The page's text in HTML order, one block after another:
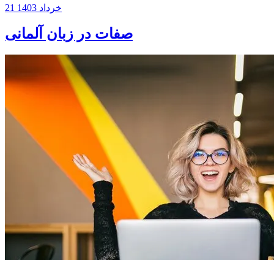
21 خرداد 1403
صفات در زبان آلمانی